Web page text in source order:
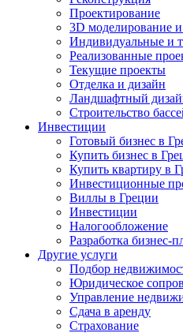
Проектирование
3D моделирование
Индивидуальные и
Реализованные
Текущие проекты
Отделка и дизайн
Ландшафтный
Строительство
Инвестиции
Готовый бизнес в
Купить бизнес в
Купить квартиру в
Инвестиционные
Виллы в Греции
Инвестиции
Налогообложение
Разработка бизнес-
Другие услуги
Подбор
Юридическое
Управление
Сдача в аренду
Страхование